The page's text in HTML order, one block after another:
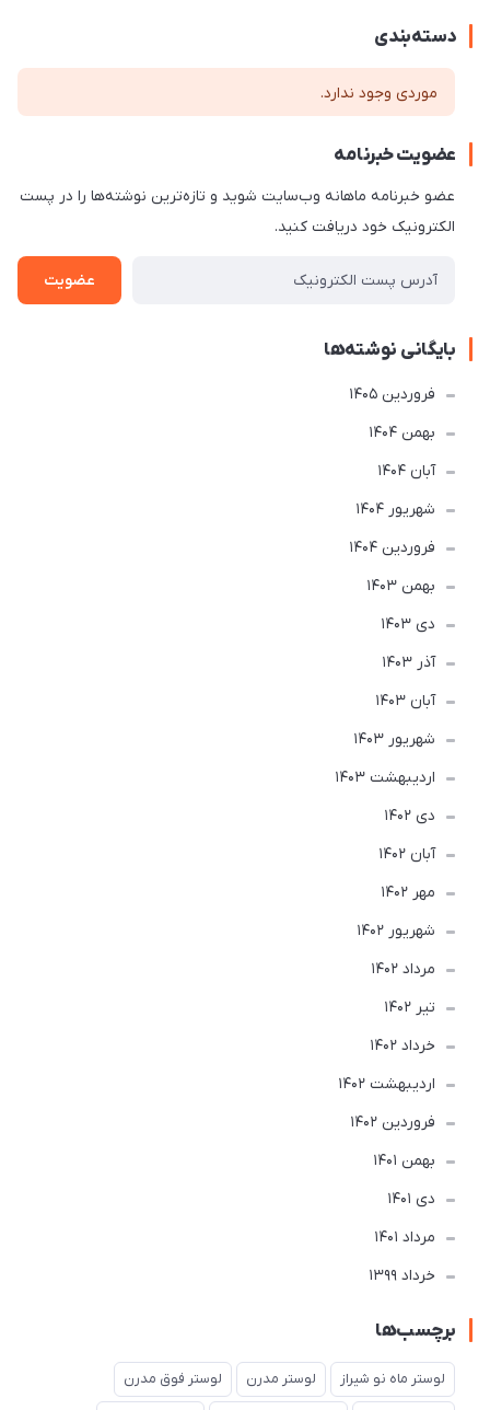
دسته‌بندی
موردی وجود ندارد.
عضویت خبرنامه
عضو خبرنامه ماهانه وب‌سایت شوید و تازه‌ترین نوشته‌ها را در پست
الکترونیک خود دریافت کنید.
عضویت
بایگانی نوشته‌ها
فروردین 1405
بهمن 1404
آبان 1404
شهریور 1404
فروردین 1404
بهمن 1403
دی 1403
آذر 1403
آبان 1403
شهریور 1403
ارديبهشت 1403
دی 1402
آبان 1402
مهر 1402
شهریور 1402
مرداد 1402
تير 1402
خرداد 1402
ارديبهشت 1402
فروردین 1402
بهمن 1401
دی 1401
مرداد 1401
خرداد 1399
برچسب‌ها
لوستر ماه نو شیراز لوستر مدرن لوستر فوق مدرن